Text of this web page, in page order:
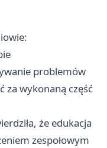
problemów
za wykonaną część
że edukacja
zespołowym